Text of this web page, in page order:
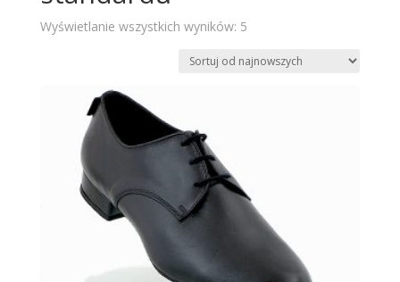
Wyświetlanie wszystkich wyników: 5Posortowane
najnowszych